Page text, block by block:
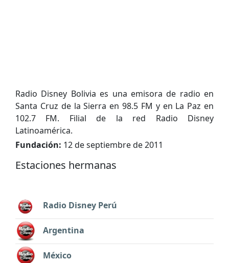
Radio Disney Bolivia es una emisora de radio en
Santa Cruz de la Sierra en 98.5 FM y en La Paz en
102.7 FM. Filial de la red Radio Disney
Latinoamérica.
Fundación: 12 de septiembre de 2011
Estaciones hermanas
Radio Disney Perú
Argentina
México